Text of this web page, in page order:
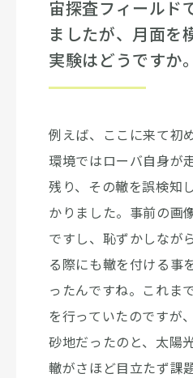
宙探査フィールド
ましたが、月面を
実験はどうですか。
例えば、ここに来て初
環境ではローバ自身が
残り、その轍を誤検知
かりました。事前の画
ですし、恥ずかしなが
る際にも轍を付ける事
ったんですね。これま
を行っていたのですが
砂地だったのと、太陽
轍がさほど目立たず課